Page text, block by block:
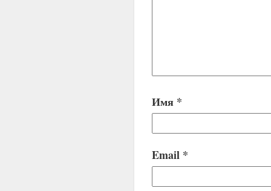
Имя *
Email *